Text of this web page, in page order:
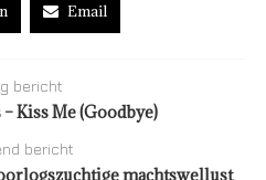
Email
bericht
Kiss Me (Goodbye)
bericht
machtswellust